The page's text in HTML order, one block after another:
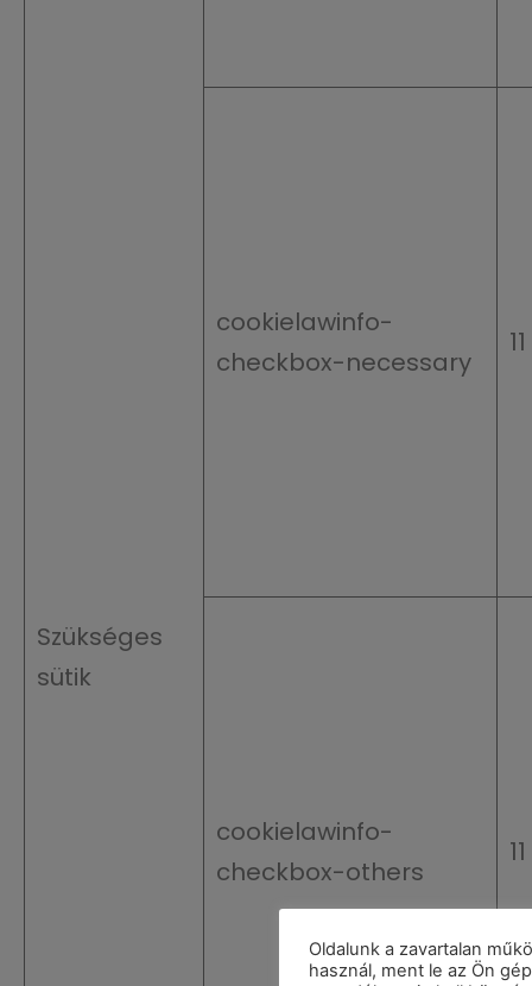
Szükséges
sütik
cookielawinfo-
checkbox-necessary
cookielawinfo-
checkbox-others
Oldalunk a zavartalan
használ, ment le az Ön